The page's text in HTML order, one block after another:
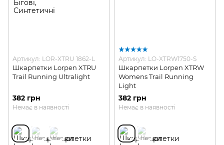
Артикул: LOR-XTRU 1862-L
Шкарпетки Lorpen XTRU
Trail Running Ultralight
382 грн
Немає в наявності
Артикул: LO-XTRW1750-S
Шкарпетки Lorpen XTRW
Womens Trail Running
Light
382 грн
Немає в наявності